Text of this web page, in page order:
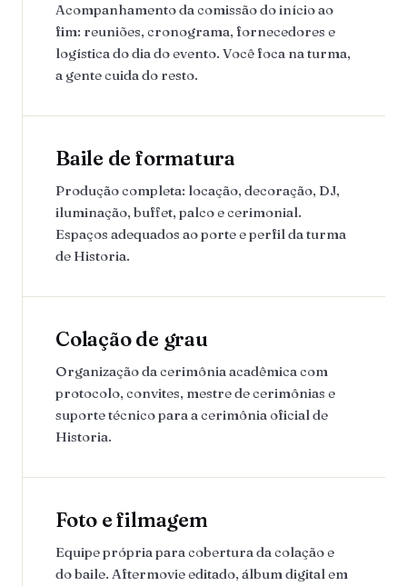
Acompanhamento da comissão do início ao
fim: reuniões, cronograma, fornecedores e
logística do dia do evento. Você foca na turma,
a gente cuida do resto.
Baile de formatura
Produção completa: locação, decoração, DJ,
iluminação, buffet, palco e cerimonial.
Espaços adequados ao porte e perfil da turma
de Historia.
Colação de grau
Organização da cerimônia acadêmica com
protocolo, convites, mestre de cerimônias e
suporte técnico para a cerimônia oficial de
Historia.
Foto e filmagem
Equipe própria para cobertura da colação e
do baile. Aftermovie editado, álbum digital em